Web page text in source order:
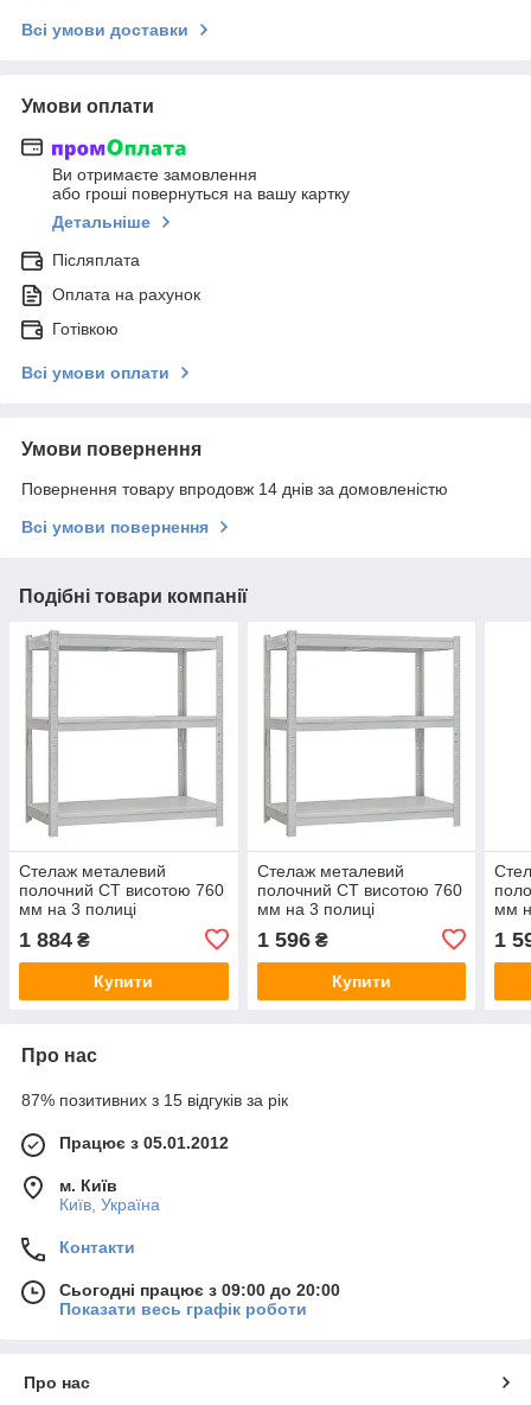
Всі умови доставки
Умови оплати
Ви отримаєте замовлення
або гроші повернуться на вашу картку
Детальніше
Післяплата
Оплата на рахунок
Готівкою
Всі умови оплати
Умови повернення
Повернення товару впродовж 14 днів за домовленістю
Всі умови повернення
Подібні товари компанії
Стелаж металевий
полочний СТ висотою 760
мм на 3 полиці
1 884 ₴
Купити
Стелаж металевий
полочний СТ висотою 760
мм на 3 полиці
1 596₴
Купити
мм
1
Про нас
87% позитивних з 15 відгуків за рік
Працює з 05.01.2012
м. Київ
Київ, Україна
Контакти
Сьогодні працює з 09:00 до 20:00
Показати весь графік роботи
Про нас